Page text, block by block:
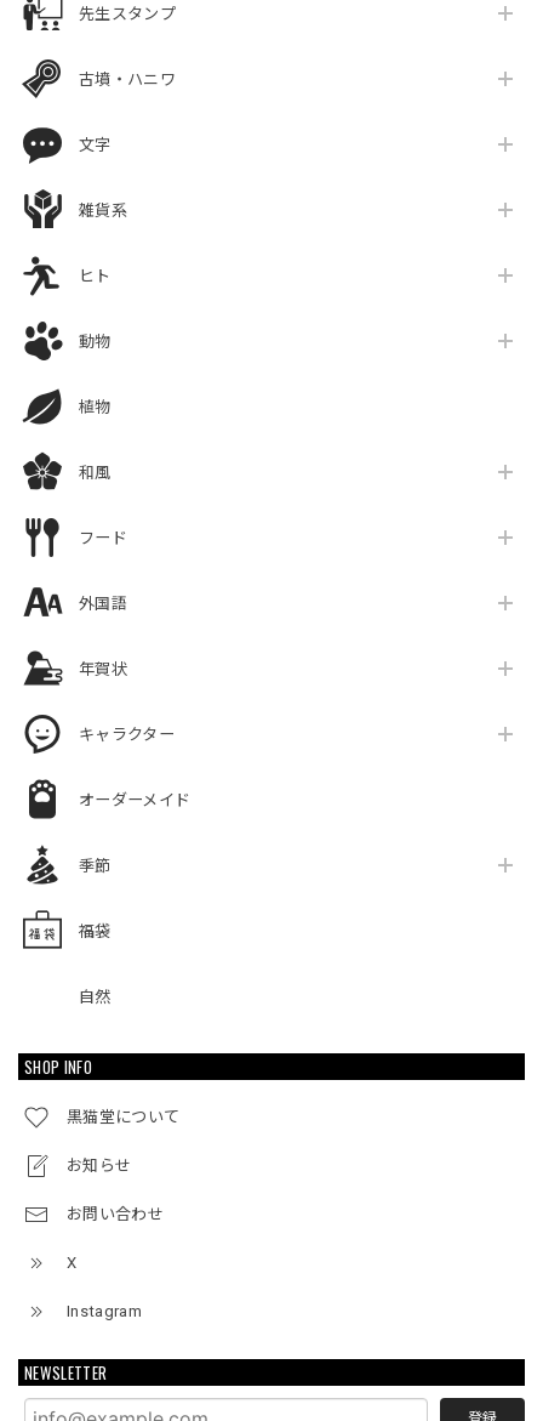
先生スタンプ
古墳・ハニワ
文字
雑貨系
ヒト
動物
植物
和風
フード
外国語
年賀状
キャラクター
オーダーメイド
季節
福袋
自然
SHOP INFO
黒猫堂について
お知らせ
お問い合わせ
X
Instagram
NEWSLETTER